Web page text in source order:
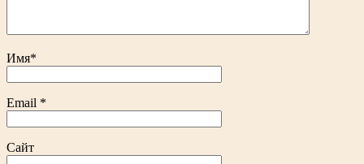
Имя*
Email *
Сайт